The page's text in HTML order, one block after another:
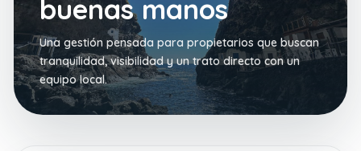
buenas manos
Una gestión pensada para propietarios que buscan
tranquilidad, visibilidad y un trato directo con un
equipo local.